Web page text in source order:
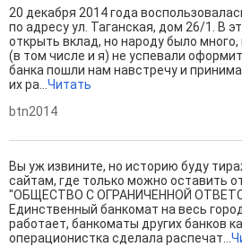
20 декабря 2014 года
по адресу ул. Таганская, дом 26/1. В
открыть вклад, но народу было
(в том числе и я) не успевали
банка пошли нам навстречу и
их ра...Читать
btn2014
Вы уж извините, но историю буду
сайтам, где только можно оставить
"ОБЩЕСТВО С ОГРАНИЧЕННОЙ
Единственный банкомат на весь
работает, банкоматы других банков
операционистка сделала распечат...